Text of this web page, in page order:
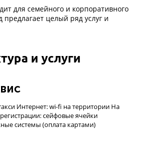
для семейного и корпоративного
предлагает целый ряд услуг и
и услуги
Интернет: wi-fi на территории На
сейфовые ячейки
системы (оплата картами)